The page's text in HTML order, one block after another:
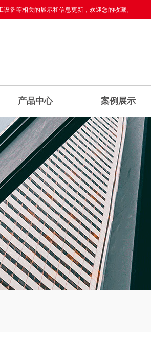
设备等相关的展示和信息更新，欢迎您的收藏。
产品中心 案例展示